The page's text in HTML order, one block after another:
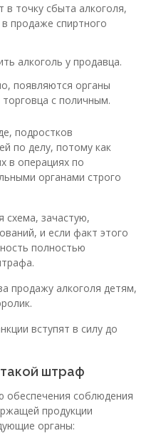
в точку сбыта алкоголя,
продаже спиртного
алкоголь у продавца.
появляются органы
с поличным.
подростков
по делу, потому как
в операциях по
органами строго
схема, зачастую,
и если факт этого
полностью
продажу алкоголя детям,
вступят в силу до
штраф
обеспечения соблюдения
продукции
органы: